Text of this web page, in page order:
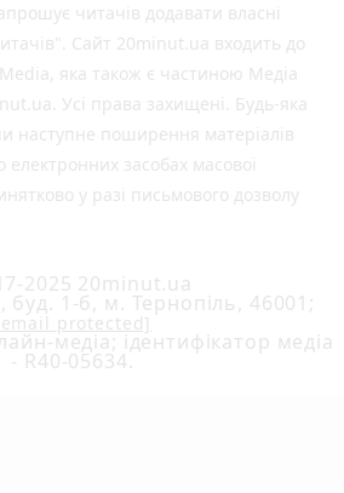
читачів додавати власні
Сайт 20minut.ua входить до
яка також є частиною Медіа
Усі права захищені. Будь-яка
наступне поширення матеріалів
засобах масової
у разі письмового дозволу
2025 20minut.ua
буд. 1-б, м. Тернопіль, 46001;
protected]
медіа; ідентифікатор медіа
- R40-05634.